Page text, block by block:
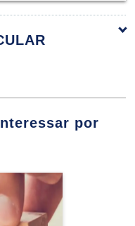
de
por
curso